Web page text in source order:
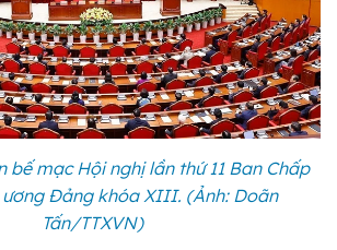
bế mạc Hội nghị lần thứ 11 Ban Chấp
ương Đảng khóa XIII. (Ảnh: Doãn
Tấn/TTXVN)